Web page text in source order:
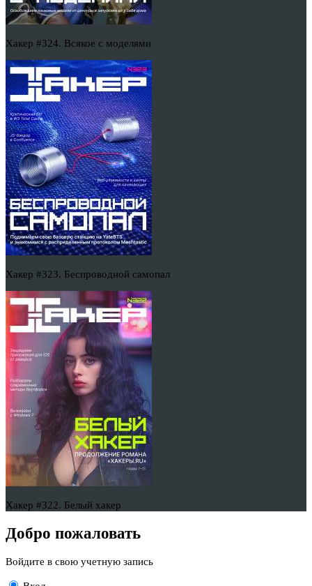
Хакер #324. Всякое с моделями
Хакер #323. Беспроводной самопал
Хакер #322. Белый хакер
Добро пожаловать
Войдите в свою учетную запись